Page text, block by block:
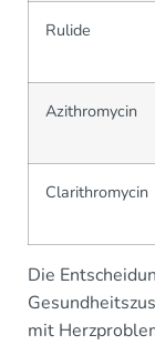
Rulide
Azithromycin
Clarithromycin
Die
mit